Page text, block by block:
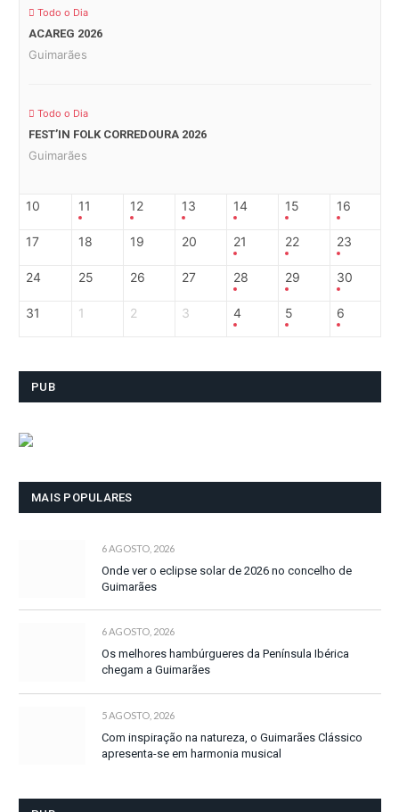
Todo o Dia
ACAREG 2026
Guimarães
Todo o Dia
FEST’IN FOLK CORREDOURA 2026
Guimarães
10 11 12 13 14 15 16
17 18 19 20 21 22 23
24 25 26 27 28 29 30
31 1 2 3 4 5 6
PUB
MAIS POPULARES
6 AGOSTO, 2026
Onde ver o eclipse solar de 2026 no concelho de
Guimarães
6 AGOSTO, 2026
Os melhores hambúrgueres da Península Ibérica
chegam a Guimarães
5 AGOSTO, 2026
Com inspiração na natureza, o Guimarães Clássico
apresenta-se em harmonia musical